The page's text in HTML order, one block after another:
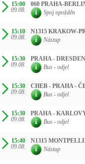
15:00
09.08.
060 PRAHA-
Spoj opožděn
15:10
09.08.
N1315 KRAKOW-
Nástup
15:30
09.08.
PRAHA -
Bus - odjel
15:30
09.08.
CHEB - PRAHA -
Bus - odjel
15:30
09.08.
PRAHA -
Bus - odjel
15:40
09.08.
N1315
Nástup